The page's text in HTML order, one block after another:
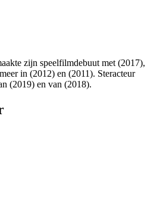
zijn speelfilmdebuut met (2017),
in (2012) en (2011). Steracteur
(2019) en van (2018).